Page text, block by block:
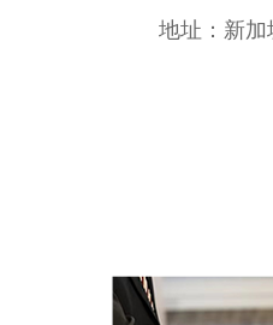
地址：新加